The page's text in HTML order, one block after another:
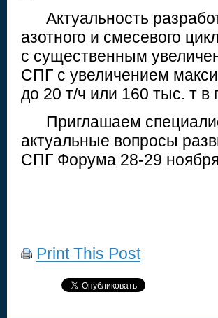
Актуальность
азотного и смесевого
с существенным
СПГ с увеличением
до 20 т/ч или 160 тыс. т в
Приглашаем
актуальные вопросы
СПГ Форума 28-29
Print This Post